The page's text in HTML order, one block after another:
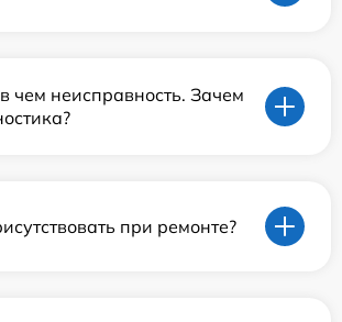
чем неисправность. Зачем
при ремонте?